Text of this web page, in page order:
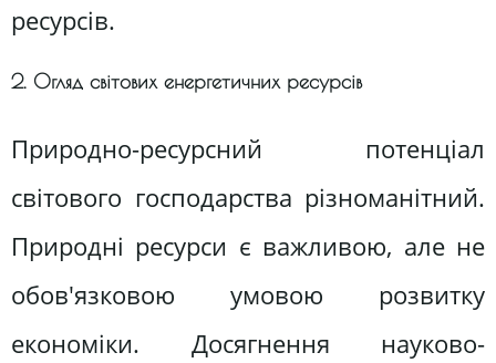
ресурсів.
2. Огляд світових енергетичних ресурсів
Природно-ресурсний потенціал
світового господарства різноманітний.
Природні ресурси є важливою, але не
обов'язковою умовою розвитку
економіки. Досягнення науково-